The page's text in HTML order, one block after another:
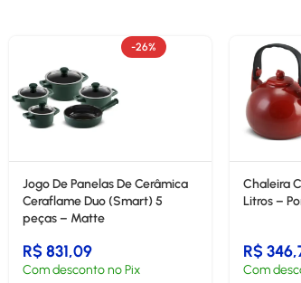
-26%
Jogo De Panelas De Cerâmica
Ceraflame Duo (Smart) 5
peças – Matte
R$831,09
Com desconto no Pix
Chaleira
Litros –
R$
Com